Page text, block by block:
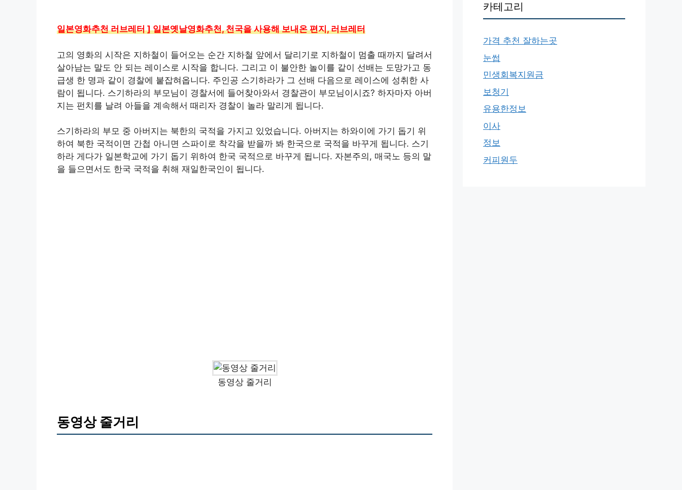
일본영화추천 러브레터 ] 일본옛날영화추천, 천국을 사용해 보내온 편지, 러브레터
고의 영화의 시작은 지하철이 들어오는 순간 지하철 앞에서 달리기로 지하철이 멈출 때까지 달려서
살아남는 말도 안 되는 레이스로 시작을 합니다. 그리고 이 불안한 놀이를 같이 선배는 도망가고 동
급생 한 명과 같이 경찰에 붙잡혀옵니다. 주인공 스기하라가 그 선배 다음으로 레이스에 성취한 사
람이 됩니다. 스기하라의 부모님이 경찰서에 들어찾아와서 경찰관이 부모님이시죠? 하자마자 아버
지는 펀치를 날려 아들을 계속해서 때리자 경찰이 놀라 말리게 됩니다.
스기하라의 부모 중 아버지는 북한의 국적을 가지고 있었습니다. 아버지는 하와이에 가기 돕기 위
하여 북한 국적이면 간첩 아니면 스파이로 착각을 받을까 봐 한국으로 국적을 바꾸게 됩니다. 스기
하라 게다가 일본학교에 가기 돕기 위하여 한국 국적으로 바꾸게 됩니다. 자본주의, 매국노 등의 말
을 들으면서도 한국 국적을 취해 재일한국인이 됩니다.
동영상 줄거리
동영상 줄거리
카테고리
가격 추천 잘하는곳
눈썹
민생회복지원금
보청기
유용한정보
이사
정보
커피원두